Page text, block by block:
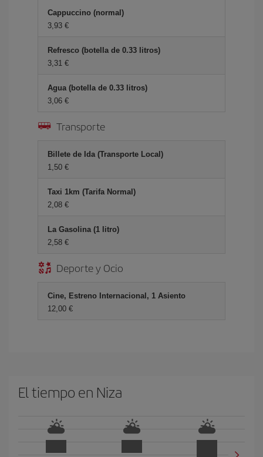
Cappuccino (normal)
3,93 €
Refresco (botella de 0.33 litros)
3,31 €
Agua (botella de 0.33 litros)
3,06 €
Transporte
Billete de Ida (Transporte Local)
1,50 €
Taxi 1km (Tarifa Normal)
2,08 €
La Gasolina (1 litro)
2,58 €
Deporte y Ocio
Cine, Estreno Internacional, 1 Asiento
12,00 €
El tiempo en Niza